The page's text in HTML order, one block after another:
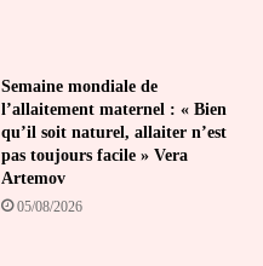
Semaine mondiale de
l’allaitement maternel : « Bien
qu’il soit naturel, allaiter n’est
pas toujours facile » Vera
Artemov
05/08/2026